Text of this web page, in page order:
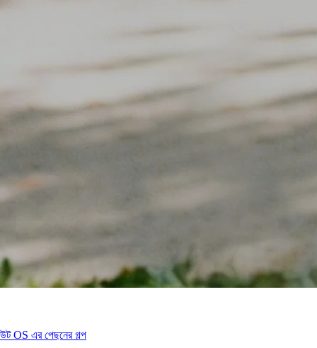
OS এর পেছনের গল্প